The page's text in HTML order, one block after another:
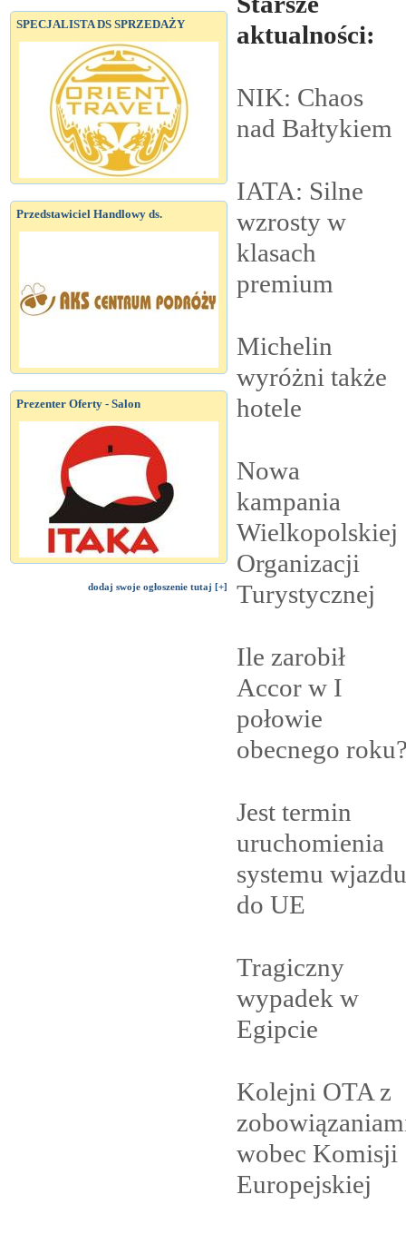
SPECJALISTA DS SPRZEDAŻY
Przedstawiciel Handlowy ds.
Prezenter Oferty - Salon
dodaj swoje ogłoszenie tutaj [+]
aktualności:
NIK: Chaos
nad Bałtykiem
IATA: Silne
wzrosty w
klasach
premium
Michelin
wyróżni także
hotele
Nowa
kampania
Wielkopolskiej
Organizacji
Turystycznej
Ile zarobił
Accor w I
połowie
obecnego
Jest termin
uruchomienia
systemu wjazdu
do UE
Tragiczny
wypadek w
Egipcie
Kolejni OTA z
wobec Komisji
Europejskiej